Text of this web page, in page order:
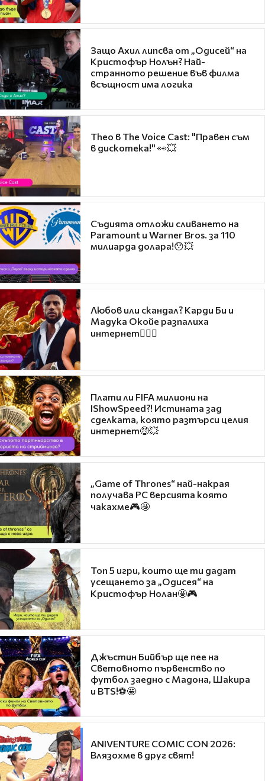
Защо Ахил липсва от „Одисей“ на
Кристофър Нолън? Най-
странното решение във филма
всъщност има логика
Theo в The Voice Cast: "Правен съм
в дискотека!" 👀💥
Съдията отложи сливането на
Paramount и Warner Bros. за 110
милиарда долара!😯💥
Любов или скандал? Карди Би и
Мадука Окойе разпалиха
интернет❤️‍🔥🔥
Плати ли FIFA милиони на
IShowSpeed?! Истината зад
сделката, която разтърси целия
интернет🤑💥
„Game of Thrones“ най-накрая
получава PC версията която
чакахме🎮🤩
Топ 5 игри, които ще ти дадат
усещането за „Одисея“ на
Кристофър Нолан🤩🎮
Джъстин Бийбър ще пее на
Световното първенство по
футбол заедно с Мадона, Шакира
и BTS!⚽🤩
ANIVENTURE COMIC CON 2026:
Влязохме в друг свят!